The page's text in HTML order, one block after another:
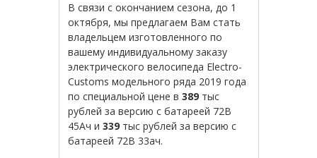
В связи с окончанием сезона, до 1
октября, мы предлагаем Вам стать
владельцем изготовленного по
вашему индивидуальному заказу
электрического велосипеда Electro-
Customs модельного ряда 2019 года
по специальной цене в389 тыс
рублей за версию с батареей 72В
45Ач и339 тыс рублей за версию с
батареей 72В 33ач.